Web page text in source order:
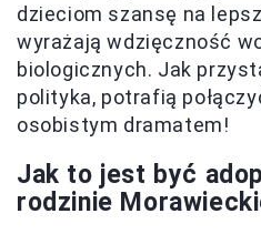
dzieciom szansę na
wyrażają wdzięczność
biologicznych. Jak
polityka, potrafią
osobistym dramatem!
Jak to jest być
rodzinie